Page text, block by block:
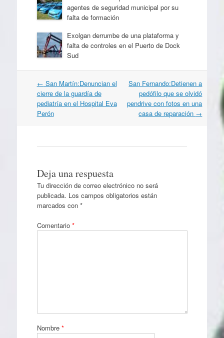
agentes de seguridad municipal por su
falta de formación
Exolgan derrumbe de una plataforma y
falta de controles en el Puerto de Dock
Sud
Navegación
por
artículos
← San Martín:Denuncian el
cierre de la guardía de
pediatría en el Hospital Eva
Perón
San Fernando:Detienen a
pedófilo que se olvidó
pendrive con fotos en una
casa de reparación →
Deja una respuesta
Tu dirección de correo electrónico no será
publicada. Los campos obligatorios están
marcados con *
Comentario *
Nombre *